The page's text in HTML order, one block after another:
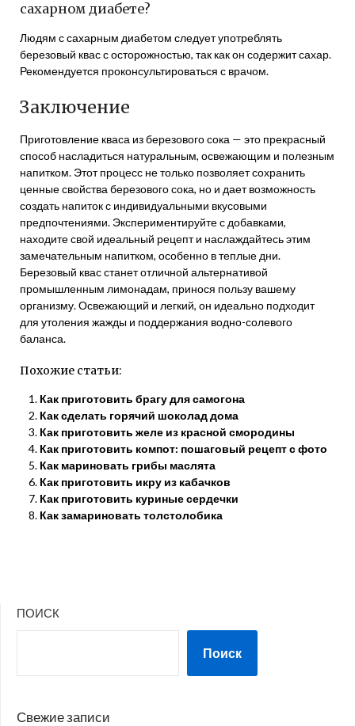
сахарном диабете?
Людям с сахарным диабетом следует употреблять
березовый квас с осторожностью, так как он содержит сахар.
Рекомендуется проконсультироваться с врачом.
Заключение
Приготовление кваса из березового сока — это прекрасный
способ насладиться натуральным, освежающим и полезным
напитком. Этот процесс не только позволяет сохранить
ценные свойства березового сока, но и дает возможность
создать напиток с индивидуальными вкусовыми
предпочтениями. Экспериментируйте с добавками,
находите свой идеальный рецепт и наслаждайтесь этим
замечательным напитком, особенно в теплые дни.
Березовый квас станет отличной альтернативой
промышленным лимонадам, принося пользу вашему
организму. Освежающий и легкий, он идеально подходит
для утоления жажды и поддержания водно-солевого
баланса.
Похожие статьи:
Как приготовить брагу для самогона
Как сделать горячий шоколад дома
Как приготовить желе из красной смородины
Как приготовить компот: пошаговый рецепт с фото
Как мариновать грибы маслята
Как приготовить икру из кабачков
Как приготовить куриные сердечки
Как замариновать толстолобика
ПОИСК
Поиск
Свежие записи